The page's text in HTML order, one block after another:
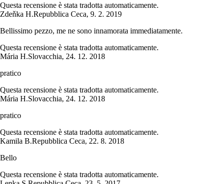
Questa recensione è stata tradotta automaticamente.
Zdeňka H.Repubblica Ceca, 9. 2. 2019
Bellissimo pezzo, me ne sono innamorata immediatamente.
Questa recensione è stata tradotta automaticamente.
Mária H.Slovacchia, 24. 12. 2018
pratico
Questa recensione è stata tradotta automaticamente.
Mária H.Slovacchia, 24. 12. 2018
pratico
Questa recensione è stata tradotta automaticamente.
Kamila B.Repubblica Ceca, 22. 8. 2018
Bello
Questa recensione è stata tradotta automaticamente.